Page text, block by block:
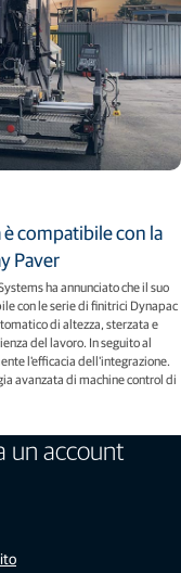
compatibile con la
Paver
ha annunciato che il suo
con le serie di finitrici Dynapac
di altezza, sterzata e
del lavoro. In seguito al
l'efficacia dell'integrazione.
avanzata di machine control di
un account